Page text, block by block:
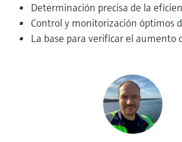
Determinación precisa de la
Control y monitorización óptimos
La base para verificar el aumento